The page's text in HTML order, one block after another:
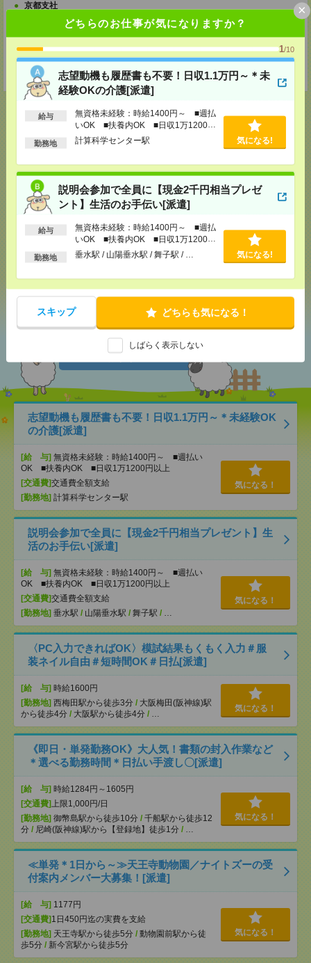
どちらのお仕事が気になりますか？
1/10
志望動機も履歴書も不要！日収1.1万円～＊未
経験OKの介護[派遣]
給与
無資格未経験：時給1400円～ ■週払
いOK ■扶養内OK ■日収1万1200円
以上
勤務地 計算科学センター駅 気になる!
説明会参加で全員に【現金2千円相当プレゼ
ント】生活のお手伝い[派遣]
給与
無資格未経験：時給1400円～ ■週払
いOK ■扶養内OK ■日収1万1200円
以上
勤務地 垂水駅 / 山陽垂水駅 / 舞子駅 / … 気になる!
スキップ どちらも気になる！
しばらく表示しない
×
京都支社
京都市中京区烏丸通六角下る七観音町640 烏丸センタービル5F（阪急烏丸
駅 徒歩4分）
TEL：0120-921-871
MAIL：worker@nissonet.co.jp
担当：採用担当者宛
受付可能日時：9:30-19:00 ※電話受付時間⇒9:30-21:00
応募ページへ
気になる！
メールで送る LINE で送る
シェア ツイート ブックマーク
あなたの閲覧履歴からの
おすすめ
志望動機も履歴書も不要！日収1.1万円～＊未経験OK
の介護[派遣]
[給 与] 無資格未経験：時給1400円～ ■週払い
OK ■扶養内OK ■日収1万1200円以上
[交通費]交通費全額支給
[勤務地] 計算科学センター駅
気になる！
説明会参加で全員に【現金2千円相当プレゼント】生
活のお手伝い[派遣]
[給 与] 無資格未経験：時給1400円～ ■週払い
OK ■扶養内OK ■日収1万1200円以上
[交通費]交通費全額支給
[勤務地] 垂水駅 / 山陽垂水駅 / 舞子駅 / …
気になる！
〈PC入力できればOK〉模試結果もくもく入力＃服
装ネイル自由＃短時間OK＃日払[派遣]
[給 与] 時給1600円
[勤務地] 西梅田駅から徒歩3分 / 大阪梅田(阪神線)駅
から徒歩4分 / 大阪駅から徒歩4分 / …
気になる！
《即日・単発勤務OK》大人気！書類の封入作業など
＊選べる勤務時間＊日払い手渡し〇[派遣]
[給 与] 時給1284円～1605円
[交通費] 上限1,000円/日
[勤務地] 御幣島駅から徒歩10分 / 千船駅から徒歩12
分 / 尼崎(阪神線)駅から【登録地】徒歩1分 / …
気になる！
≪単発＊1日から～≫天王寺動物園／ナイトズーの受
付案内メンバー大募集！[派遣]
[給 与] 1177円
[交通費] 1日450円迄の実費を支給
[勤務地] 天王寺駅から徒歩5分 / 動物園前駅から徒
歩5分 / 新今宮駅から徒歩5分
気になる！